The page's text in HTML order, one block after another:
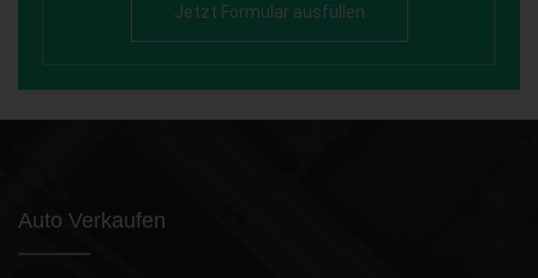
Jetzt Formular ausfüllen
Auto Verkaufen